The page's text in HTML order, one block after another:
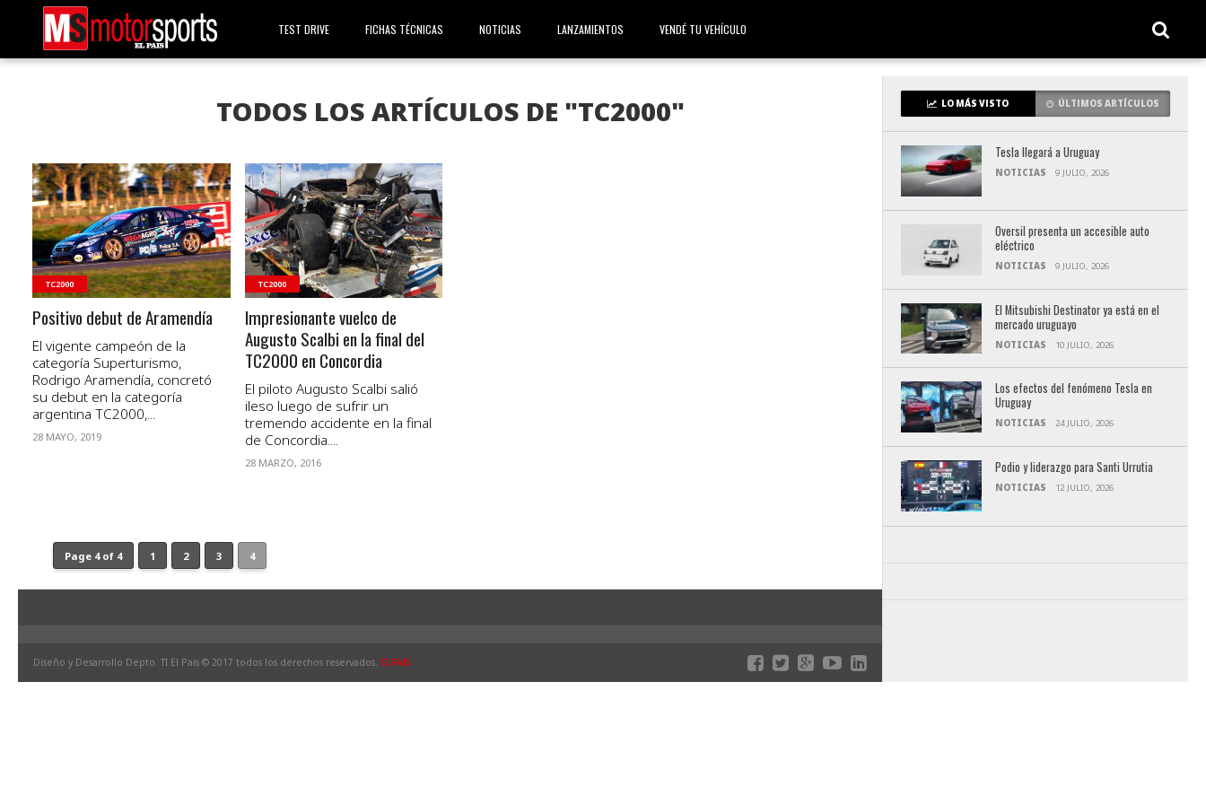
TEST DRIVE FICHAS TÉCNICAS NOTICIAS LANZAMIENTOS VENDÉ TU VEHÍCULO
TODOS LOS ARTÍCULOS DE "TC2000"
VER NOTA
TC2000
Positivo debut de Aramendía
El vigente campeón de la
categoría Superturismo,
Rodrigo Aramendía, concretó
su debut en la categoría
argentina TC2000,...
28 MAYO, 2019
VER NOTA
TC2000
Impresionante vuelco de
Augusto Scalbi en la final del
TC2000 en Concordia
El piloto Augusto Scalbi salió
ileso luego de sufrir un
tremendo accidente en la final
de Concordia....
28 MARZO, 2016
Page 4 of 4 1 2 3 4
LO MÁS VISTO ÚLTIMOS ARTÍCULOS
Tesla llegará a Uruguay
NOTICIAS 9 JULIO, 2026
Oversil presenta un accesible auto
eléctrico
NOTICIAS 9 JULIO, 2026
El Mitsubishi Destinator ya está en el
mercado uruguayo
NOTICIAS 10 JULIO, 2026
Los efectos del fenómeno Tesla en
Uruguay
NOTICIAS 24 JULIO, 2026
Podio y liderazgo para Santi Urrutia
NOTICIAS 12 JULIO, 2026
Diseño y Desarrollo Depto. TI El País © 2017 todos los derechos reservados.ELPAIS